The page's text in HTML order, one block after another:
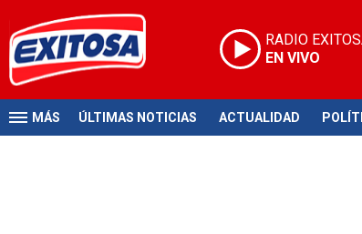
RADIO
EN VIVO
MÁS ÚLTIMAS NOTICIAS ACTUALIDAD